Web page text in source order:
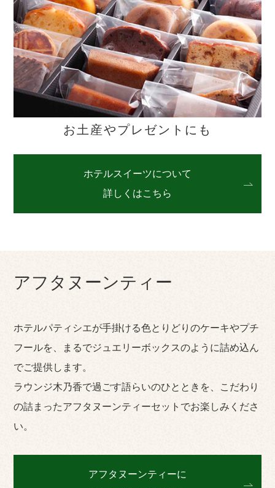
お土産やプレゼントにも
ホテルスイーツについて
詳しくはこちら
アフタヌーンティー
ホテルパティシエが手掛ける色とりどりのケーキやプチ
フールを、まるでジュエリーボックスのように詰め込ん
でご提供します。
ラウンジ木乃香で過ごす語らいのひとときを、こだわり
の詰まったアフタヌーンティーセットでお楽しみくださ
い。
アフタヌーンティーに